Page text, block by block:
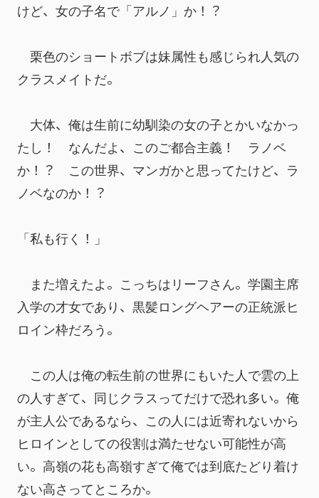
けど、女の子名で「アルノ」か！？
栗色のショートボブは妹属性も感じられ人気の
クラスメイトだ。
大体、俺は生前に幼馴染の女の子とかいなかっ
たし！　なんだよ、このご都合主義！　ラノベ
か！？　この世界、マンガかと思ってたけど、ラ
ノベなのか！？
「私も行く！」
また増えたよ。こっちはリーフさん。学園主席
入学の才女であり、黒髪ロングヘアーの正統派ヒ
ロイン枠だろう。
この人は俺の転生前の世界にもいた人で雲の上
の人すぎて、同じクラスってだけで恐れ多い。俺
が主人公であるなら、この人には近寄れないから
ヒロインとしての役割は満たせない可能性が高
い。高嶺の花も高嶺すぎて俺では到底たどり着け
ない高さってところか。